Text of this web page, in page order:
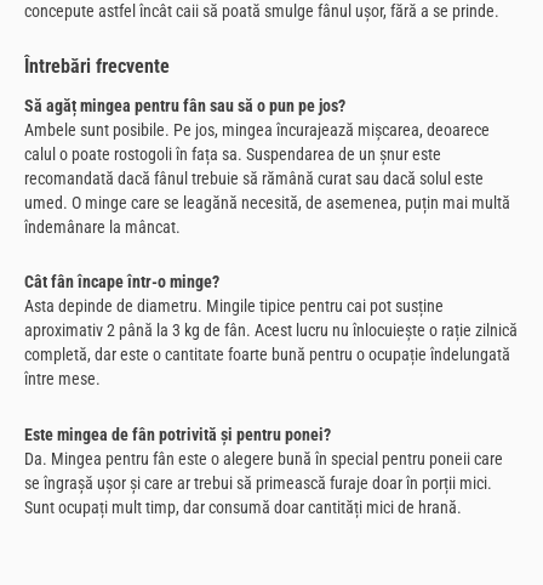
concepute astfel încât caii să poată smulge fânul ușor, fără a se prinde.
Întrebări frecvente
Să agăț mingea pentru fân sau să o pun pe jos?
Ambele sunt posibile. Pe jos, mingea încurajează mișcarea, deoarece
calul o poate rostogoli în fața sa. Suspendarea de un șnur este
recomandată dacă fânul trebuie să rămână curat sau dacă solul este
umed. O minge care se leagănă necesită, de asemenea, puțin mai multă
îndemânare la mâncat.
Cât fân încape într-o minge?
Asta depinde de diametru. Mingile tipice pentru cai pot susține
aproximativ 2 până la 3 kg de fân. Acest lucru nu înlocuiește o rație zilnică
completă, dar este o cantitate foarte bună pentru o ocupație îndelungată
între mese.
Este mingea de fân potrivită și pentru ponei?
Da. Mingea pentru fân este o alegere bună în special pentru poneii care
se îngrașă ușor și care ar trebui să primească furaje doar în porții mici.
Sunt ocupați mult timp, dar consumă doar cantități mici de hrană.